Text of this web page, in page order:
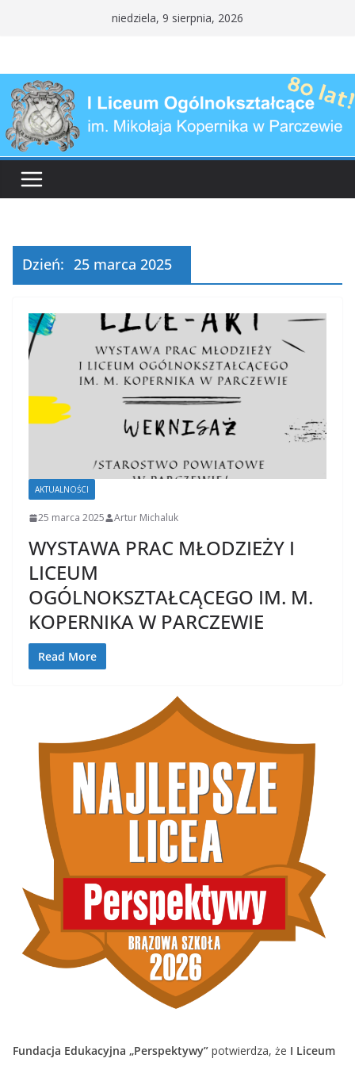
niedziela, 9 sierpnia, 2026
Dzień: 25 marca 2025
AKTUALNOŚCI
25 marca 2025 Artur Michaluk
WYSTAWA PRAC MŁODZIEŻY I
LICEUM
OGÓLNOKSZTAŁCĄCEGO IM. M.
KOPERNIKA W PARCZEWIE
Read More
Fundacja Edukacyjna „Perspektywy” potwierdza, że I Liceum